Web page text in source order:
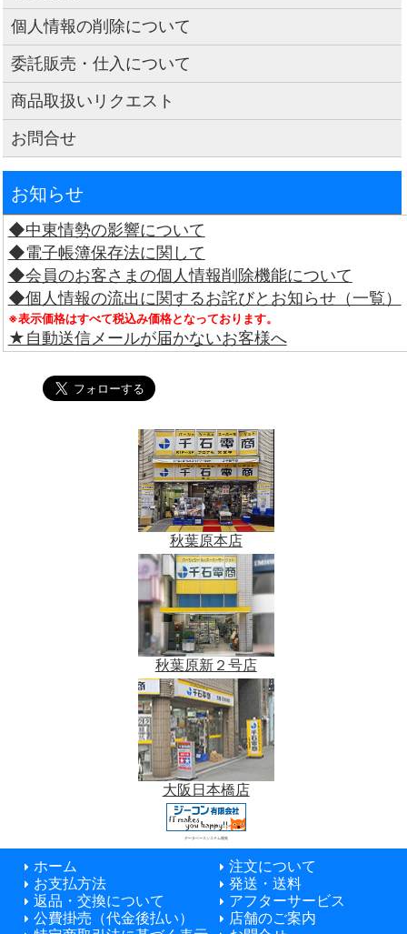
個人情報の削除について
委託販売・仕入について
商品取扱いリクエスト
お問合せ
お知らせ
◆中東情勢の影響について
◆電子帳簿保存法に関して
◆会員のお客さまの個人情報削除機能について
◆個人情報の流出に関するお詫びとお知らせ（一覧）
※表示価格はすべて税込み価格となっております。
★自動送信メールが届かないお客様へ
秋葉原本店
秋葉原新２号店
大阪日本橋店
データベースシステム開発
ホーム
注文について
お支払方法
発送・送料
返品・交換について
アフターサービス
公費掛売（代金後払い）
店舗のご案内